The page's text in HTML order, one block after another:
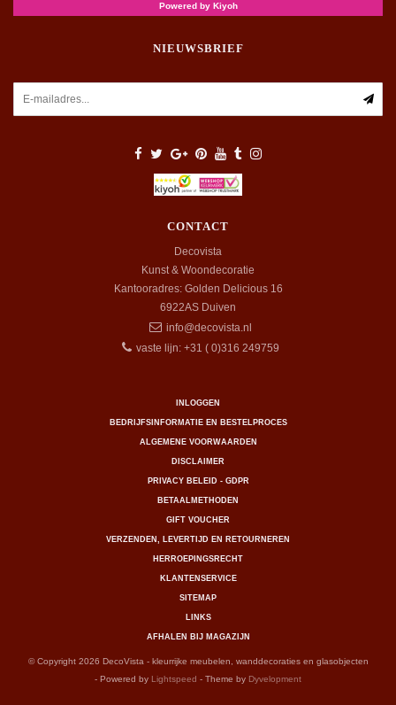
NIEUWSBRIEF
CONTACT
Decovista
Kunst & Woondecoratie
Kantooradres: Golden Delicious 16
6922AS Duiven
info@decovista.nl
vaste lijn: +31 ( 0)316 249759
INLOGGEN
BEDRIJFSINFORMATIE EN BESTELPROCES
ALGEMENE VOORWAARDEN
DISCLAIMER
PRIVACY BELEID - GDPR
BETAALMETHODEN
GIFT VOUCHER
VERZENDEN, LEVERTIJD EN RETOURNEREN
HERROEPINGSRECHT
KLANTENSERVICE
SITEMAP
LINKS
AFHALEN BIJ MAGAZIJN
© Copyright 2026 DecoVista - kleurrijke meubelen, wanddecoraties en glasobjecten
- Powered by Lightspeed - Theme by Dyvelopment